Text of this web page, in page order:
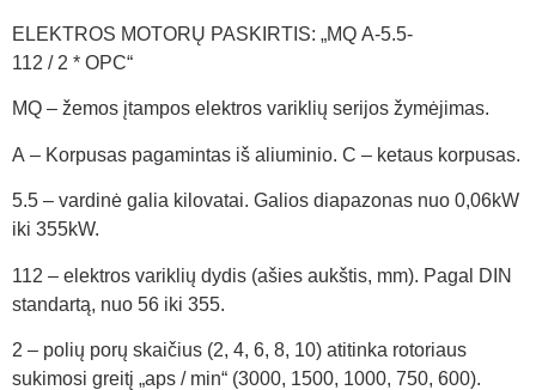
ELEKTROS MOTORŲ PASKIRTIS: „MQ A-5.5-
112 / 2 * OPC“
MQ – žemos įtampos elektros variklių serijos žymėjimas.
A – Korpusas pagamintas iš aliuminio. C – ketaus korpusas.
5.5 – vardinė galia kilovatai. Galios diapazonas nuo 0,06kW
iki 355kW.
112 – elektros variklių dydis (ašies aukštis, mm). Pagal DIN
standartą, nuo 56 iki 355.
2 – polių porų skaičius (2, 4, 6, 8, 10) atitinka rotoriaus
sukimosi greitį „aps / min“ (3000, 1500, 1000, 750, 600).